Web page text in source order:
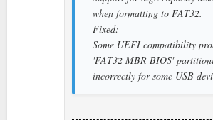
when formatting to FAT32.
Fixed:
Some UEFI compatibility
'FAT32 MBR BIOS'
incorrectly for some USB